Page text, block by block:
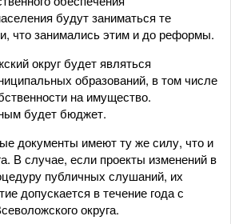
будут заниматься те
что занимались этим и до реформы.
округ будет являться
образований, в том числе
на имущество.
будет бюджет.
документы имеют ту же силу, что и
В случае, если проекты изменений в
публичных слушаний, их
допускается в течение года с
округа.